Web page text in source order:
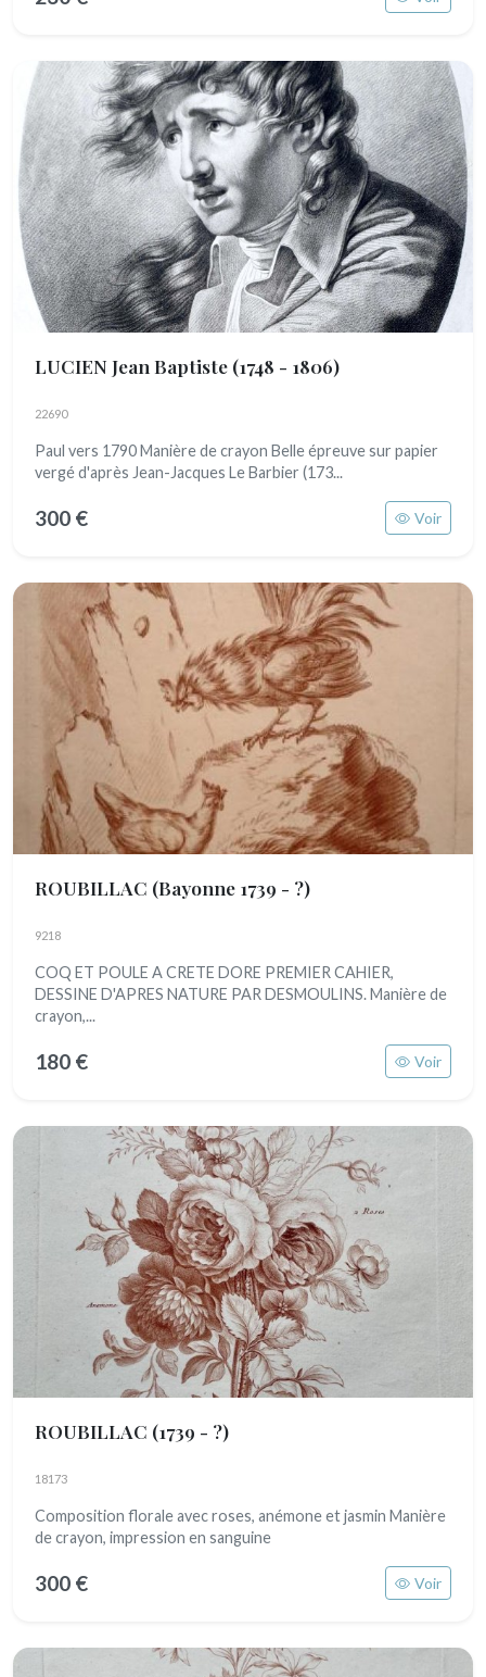
LUCIEN Jean Baptiste (1748 - 1806)
22690
Paul vers 1790 Manière de crayon Belle épreuve sur papier
vergé d'après Jean-Jacques Le Barbier (173...
300 € Voir
ROUBILLAC (Bayonne 1739 - ?)
9218
COQ ET POULE A CRETE DORE PREMIER CAHIER,
DESSINE D'APRES NATURE PAR DESMOULINS. Manière de
crayon,...
180 € Voir
ROUBILLAC (1739 - ?)
18173
Composition florale avec roses, anémone et jasmin Manière
de crayon, impression en sanguine
300 € Voir